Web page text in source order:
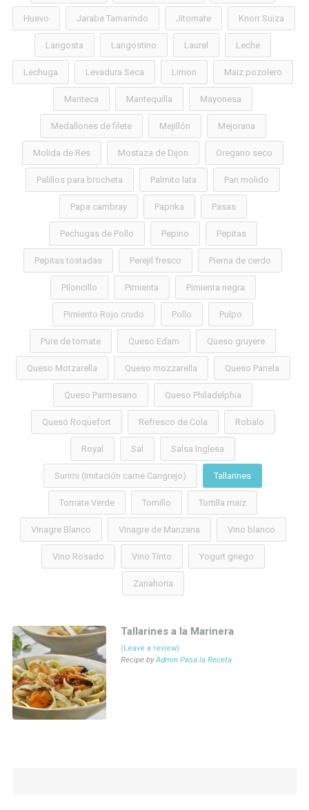
Huevo Jarabe Tamarindo Jitomate Knorr Suiza
Langosta Langostino Laurel Leche
Lechuga Levadura Seca Limon Maiz pozolero
Manteca Mantequilla Mayonesa
Medallones de filete Mejillón Mejorana
Molida de Res Mostaza de Dijon Oregano seco
Palillos para brocheta Palmito lata Pan molido
Papa cambray Paprika Pasas
Pechugas de Pollo Pepino Pepitas
Pepitas tostadas Perejil fresco Pierna de cerdo
Piloncillo Pimienta Pimienta negra
Pimiento Rojo crudo Pollo Pulpo
Pure de tomate Queso Edam Queso gruyere
Queso Motzarella Queso mozzarella Queso Panela
Queso Parmesano Queso Philadelphia
Queso Roquefort Refresco de Cola Robalo
Royal Sal Salsa Inglesa
Surimi (Imitación carne Cangrejo) Tallarines
Tomate Verde Tomillo Tortilla maiz
Vinagre Blanco Vinagre de Manzana Vino blanco
Vino Rosado Vino Tinto Yogurt griego
Zanahoria
Tallarines a la Marinera
(Leave a review)
Recipe byAdmin Pasa la Receta